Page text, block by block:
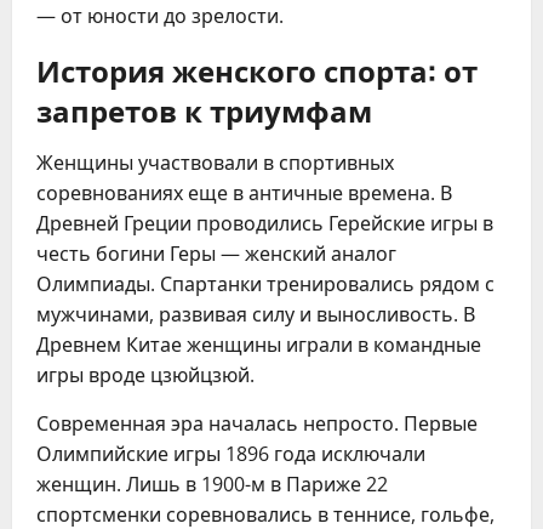
— от юности до зрелости.
История женского спорта: от
запретов к триумфам
Женщины участвовали в спортивных
соревнованиях еще в античные времена. В
Древней Греции проводились Герейские игры в
честь богини Геры — женский аналог
Олимпиады. Спартанки тренировались рядом с
мужчинами, развивая силу и выносливость. В
Древнем Китае женщины играли в командные
игры вроде цзюйцзюй.
Современная эра началась непросто. Первые
Олимпийские игры 1896 года исключали
женщин. Лишь в 1900-м в Париже 22
спортсменки соревновались в теннисе, гольфе,